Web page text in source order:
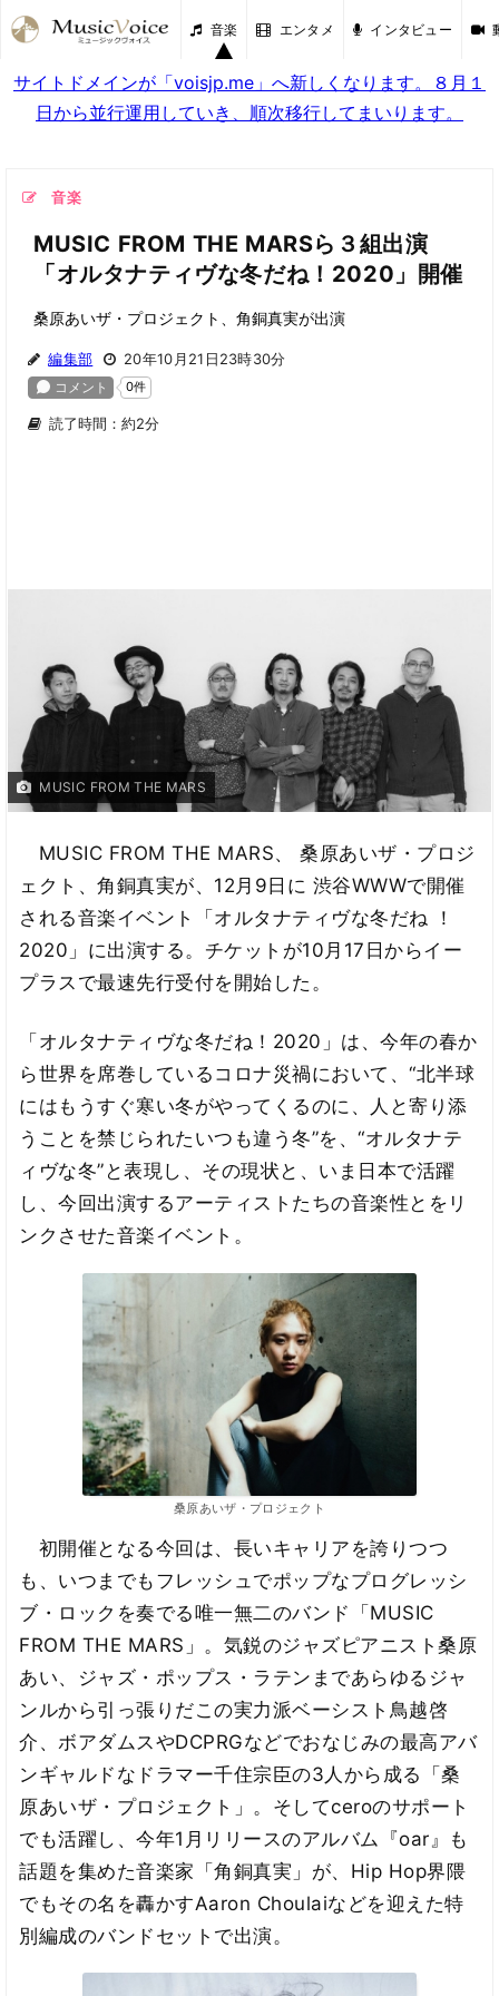
音楽 エンタメ インタビュー
サイトドメインが「voisjp.me」へ新しくなります。８月１
日から並行運用していき、順次移行してまいります。
音楽
MUSIC FROM THE MARSら３組出演
「オルタナティヴな冬だね！2020」開催
桑原あいザ・プロジェクト、角銅真実が出演
編集部 20年10月21日23時30分
読了時間：約2分
MUSIC FROM THE MARS
MUSIC FROM THE MARS、 桑原あいザ・プロジ
ェクト、角銅真実が、12月9日に 渋谷WWWで開催
される音楽イベント「オルタナティヴな冬だね ！
2020」に出演する。チケットが10月17日からイー
プラスで最速先行受付を開始した。
「オルタナティヴな冬だね！2020」は、今年の春か
ら世界を席巻しているコロナ災禍において、“北半球
にはもうすぐ寒い冬がやってくるのに、人と寄り添
うことを禁じられたいつも違う冬”を、“オルタナテ
ィヴな冬”と表現し、その現状と、いま日本で活躍
し、今回出演するアーティストたちの音楽性とをリ
ンクさせた音楽イベント。
桑原あいザ・プロジェクト
初開催となる今回は、長いキャリアを誇りつつ
も、いつまでもフレッシュでポップなプログレッシ
ブ・ロックを奏でる唯一無二のバンド「MUSIC
FROM THE MARS」。気鋭のジャズピアニスト桑原
あい、ジャズ・ポップス・ラテンまであらゆるジャ
ンルから引っ張りだこの実力派ベーシスト鳥越啓
介、ボアダムスやDCPRGなどでおなじみの最高アバ
ンギャルドなドラマー千住宗臣の3人から成る「桑
原あいザ・プロジェクト」。そしてceroのサポート
でも活躍し、今年1月リリースのアルバム『oar』も
話題を集めた音楽家「角銅真実」が、Hip Hop界隈
でもその名を轟かすAaron Choulaiなどを迎えた特
別編成のバンドセットで出演。